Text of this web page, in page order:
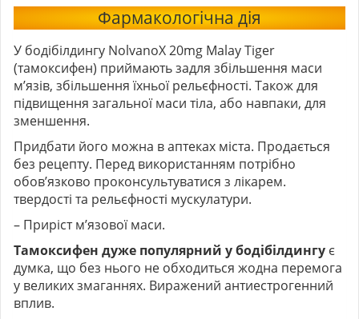
Фармакологічна дія
У бодібілдингу NolvanoX 20mg Malay Tiger
(тамоксифен) приймають задля збільшення маси
м’язів, збільшення їхньої рельєфності. Також для
підвищення загальної маси тіла, або навпаки, для
зменшення.
Придбати його можна в аптеках міста. Продається
без рецепту. Перед використанням потрібно
обов’язково проконсультуватися з лікарем.
твердості та рельєфності мускулатури.
– Приріст м’язової маси.
Тамоксифен дуже популярний у бодібілдингу є
думка, що без нього не обходиться жодна перемога
у великих змаганнях. Виражений антиестрогенний
вплив.